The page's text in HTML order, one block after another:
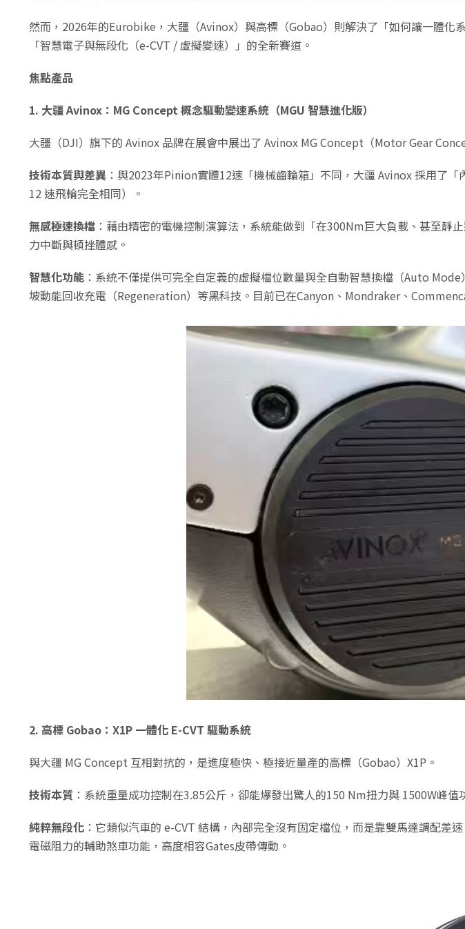
然而，2026年的Eurobike，大疆（Avinox）與高標（Gobao）則解決了「如何讓一體
「智慧電子與無段化（e-CVT / 虛擬變速）」的全新賽道。
焦點產品
1. 大疆 Avinox：MG Concept 概念驅動變速系統（MGU 智慧進化版）
大疆（DJI）旗下的 Avinox 品牌在展會中展出了 Avinox MG Concept（Motor Gear
技術本質與差異 ：與2023年Pinion實體12速「機械齒輪箱」不同，大疆 Avinox 採用了
12 速飛輪完全相同）。
無感極速換檔 ：藉由精密的電機控制演算法，系統能做到「在300Nm巨大負載、甚至
力中斷與頓挫體感。
智慧化功能 ：系統不僅提供可完全自定義的虛擬檔位數量與全自動智慧換檔（Auto
坡動能回收充電（Regeneration）等黑科技。目前已在Canyon、Mondraker、
2. 高標 Gobao：X1P 一體化 E-CVT 驅動系統
與大疆 MG Concept 互相對抗的，是進度極快、極接近量產的高標（Gobao）X1P。
技術本質 ：系統重量成功控制在3.85公斤，卻能爆發出驚人的150 Nm扭力與 1500W峰值
純粹無段化 ：它類似汽車的 e-CVT 結構，內部完全沒有固定檔位，而是靠雙馬達調配
電磁阻力的輔助煞車功能，高度相容Gates皮帶傳動。